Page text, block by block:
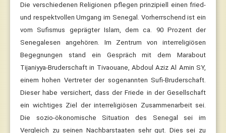
Die verschiedenen Religionen pflegen prinzipiell einen fried-
und respektvollen Umgang im Senegal. Vorherrschend ist ein
vom Sufismus geprägter Islam, dem ca. 90 Prozent der
Senegalesen angehören. Im Zentrum von interreligiösen
Begegnungen stand ein Gespräch mit dem Marabout
Tijaniyya-Bruderschaft in Tivaouane, Abdoul Aziz Al Amin SY,
einem hohen Vertreter der sogenannten Sufi-Bruderschaft.
Dieser habe versichert, dass der Friede in der Gesellschaft
ein wichtiges Ziel der interreligiösen Zusammenarbeit sei.
Die sozio-ökonomische Situation des Senegal sei im
Vergleich zu seinen Nachbarstaaten sehr gut. Dies sei zu